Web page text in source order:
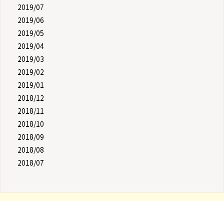
2019/07
2019/06
2019/05
2019/04
2019/03
2019/02
2019/01
2018/12
2018/11
2018/10
2018/09
2018/08
2018/07